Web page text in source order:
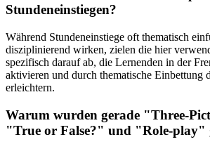
Stundeneinstiegen?
Während Stundeneinstiege oft thematisch
disziplinierend wirken, zielen die hier
spezifisch darauf ab, die Lernenden in der
aktivieren und durch thematische Einbettung
erleichtern.
Warum wurden gerade "Three-
"True or False?" und "Role-play"